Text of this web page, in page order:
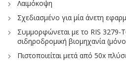
Λαιμόκοψη
Σχεδιασμένο για μία άνετη
Συμμορφώνεται με το RIS 3279-
σιδηροδρομική βιομηχανία
Πιστοποιείται μετά από 50x